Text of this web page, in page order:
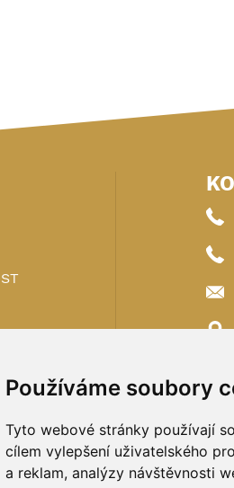
Používáme soubory
Tyto webové stránky používají
cílem vylepšení uživatelského
a reklam, analýzy návštěvnosti